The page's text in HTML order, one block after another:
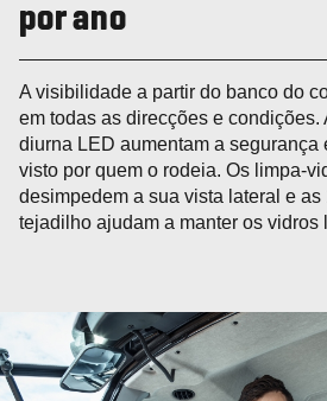
por ano
A visibilidade a partir do banco do
em todas as direcções e
diurna LED aumentam a segurança
visto por quem o rodeia. Os limpa-
desimpedem a sua vista lateral e
tejadilho ajudam a manter os vidros